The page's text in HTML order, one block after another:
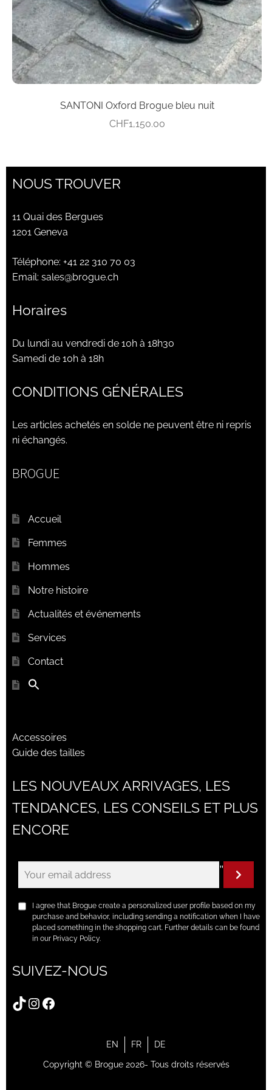
SANTONI Oxford Brogue bleu nuit
CHF1,150.00
la
page
du
produit
NOUS TROUVER
11 Quai des Bergues
1201 Geneva
Téléphone: +41 22 310 70 03
Email: sales@brogue.ch
Horaires
Du lundi au vendredi de 10h à 18h30
Samedi de 10h à 18h
CONDITIONS GÉNÉRALES
Les articles achetés en solde ne peuvent être ni repris
ni échangés.
BROGUE
Accueil
Femmes
Hommes
Notre histoire
Actualités et événements
Services
Contact
Accessoires
Guide des tailles
LES NOUVEAUX ARRIVAGES, LES
TENDANCES, LES CONSEILS ET PLUS
ENCORE
"
I agree that Brogue create a personalized user profile based on my
purchase and behavior, including sending a notification when I have
placed something in the shopping cart. Further details can be found
in our Privacy Policy.
SUIVEZ-NOUS
TikTok
Instagram
Facebook
EN FR
DE
Copyright © Brogue 2026- Tous droits réservés